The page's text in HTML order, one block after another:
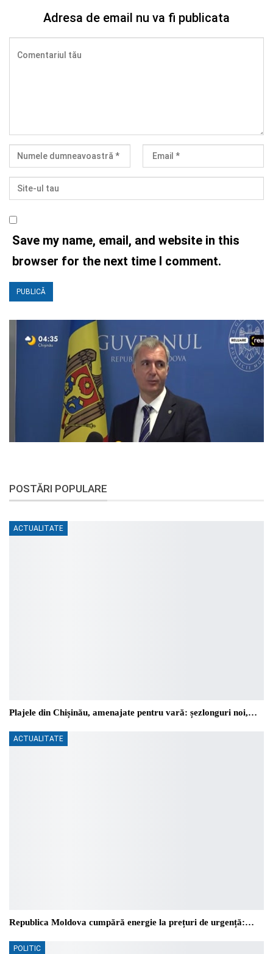
Adresa de email nu va fi publicata
Save my name, email, and website in this
browser for the next time I comment.
POSTĂRI POPULARE
ACTUALITATE
Plajele din Chișinău, amenajate pentru vară: șezlonguri noi,…
ACTUALITATE
Republica Moldova cumpără energie la prețuri de urgență:…
POLITIC